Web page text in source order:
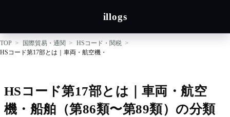
illogs
TOP 国際貿易・通関
HSコード・関税
HSコード第17部とは｜車両・航空機・船舶（第86類〜第89類）の分類と実務判断
HSコード第17部とは｜車両・航空
機・船舶（第86類〜第89類）の分類